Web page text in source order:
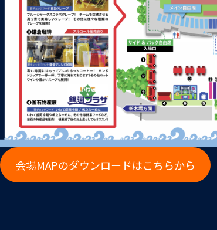
会場MAPのダウンロードはこちらから